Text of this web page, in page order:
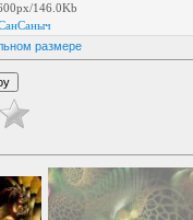
146.0Kb
размере